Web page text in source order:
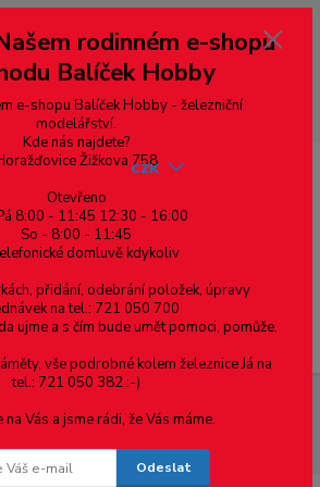
a jiných zemí, pokud chcete platit v eurech
💶 pro přepočet měny - pravý horní roh ---
důvodu zásilku nevyzvednete, bude po
s opětovnou platbou za poštovné, v opačném
a účet přidán na blacklist a rušeny následující
objednávky.
Menu
CZK
hlava, celý závit, drážka Pozidrive, zinek bílý,
rodinném e-shopu
Balíček Hobby
e-shopu Balíček Hobby - železniční
modelářství.
Kde nás najdete?
Žižkova 758
Otevřeno
8:00 - 11:45 12:30 - 16:00
So - 8:00 - 11:45
domluvě kdykoliv
přidání, odebrání položek, úpravy
na tel.: 721 050 700
ujme a s čím bude umět pomoci, pomůže.
vše podrobné kolem železnice Já na
tel.: 721 050 382 :-)
na Vás a jsme rádi, že Vás máme.
Odeslat